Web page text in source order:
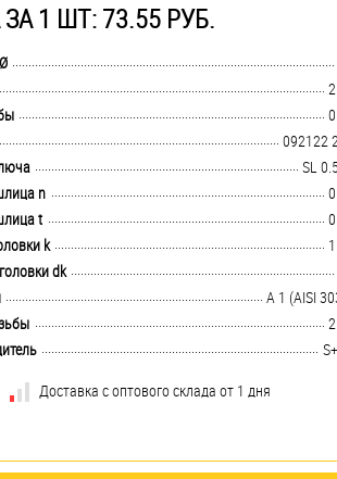
1 ШТ: 73.55 РУБ.
092122
SL
n
t
k
dk
А 1 (AISI
Доставка с оптового склада от 1 дня